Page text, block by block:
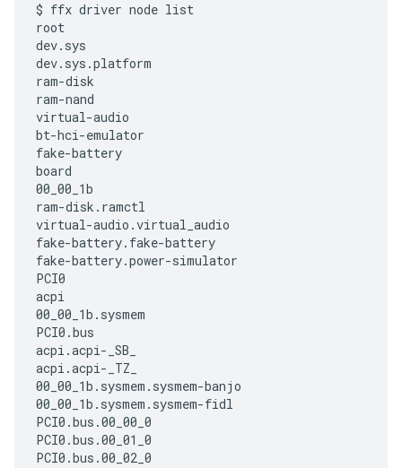
$ ffx driver node list
root
dev.sys
dev.sys.platform
ram-disk
ram-nand
virtual-audio
bt-hci-emulator
fake-battery
board
00_00_1b
ram-disk.ramctl
virtual-audio.virtual_audio
fake-battery.fake-battery
fake-battery.power-simulator
PCI0
acpi
00_00_1b.sysmem
PCI0.bus
acpi.acpi-_SB_
acpi.acpi-_TZ_
00_00_1b.sysmem.sysmem-banjo
00_00_1b.sysmem.sysmem-fidl
PCI0.bus.00_00_0
PCI0.bus.00_01_0
PCI0.bus.00_02_0